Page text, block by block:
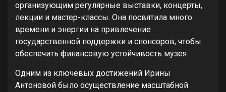
организующим регулярные выставки, концерты,
лекции и мастер-классы. Она посвятила много
времени и энергии на привлечение
государственной поддержки и спонсоров, чтобы
обеспечить финансовую устойчивость музея.
Одним из ключевых достижений Ирины
Антоновой было осуществление масштабной